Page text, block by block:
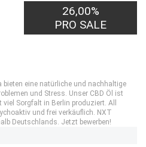
26,00%
PRO SALE
bieten eine natürliche und nachhaltige
und Stress. Unser CBD Öl ist
Sorgfalt in Berlin produziert. All
und frei verkäuflich. NXT
Deutschlands. Jetzt bewerben!